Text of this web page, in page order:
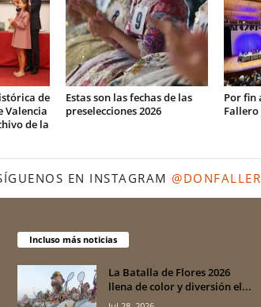
de
Valencia
de la
Estas son las fechas de las
preselecciones 2026
Por fin
Fallero
EN INSTAGRAM
Incluso más noticias
La Batalla de Flores 2026
llena de color y diversión el...